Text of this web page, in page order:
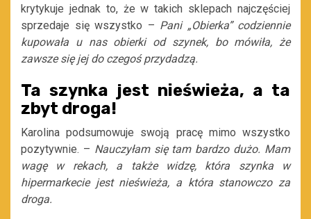
krytykuje jednak to, że w takich sklepach najczęściej
sprzedaje się wszystko – Pani „Obierka” codziennie
kupowała u nas obierki od szynek, bo mówiła, że
zawsze się jej do czegoś przydadzą.
Ta szynka jest nieświeża, a ta
zbyt droga!
Karolina podsumowuje swoją pracę mimo wszystko
pozytywnie. – Nauczyłam się tam bardzo dużo. Mam
wagę w rekach, a także widzę, która szynka w
hipermarkecie jest nieświeża, a która stanowczo za
droga.